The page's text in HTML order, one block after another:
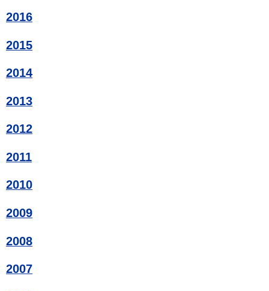
2016
2015
2014
2013
2012
2011
2010
2009
2008
2007